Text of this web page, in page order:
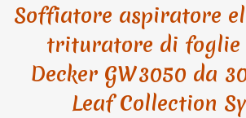
Soffiatore aspiratore
trituratore di foglie
Decker GW3050 da
Leaf Collection